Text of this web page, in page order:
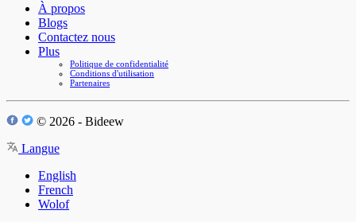
À propos
Blogs
Contactez nous
Plus
Politique de confidentialité
Conditions d'utilisation
Partenaires
© 2026 - Bideew
Langue
English
French
Wolof